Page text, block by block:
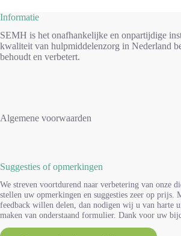
Informatie
SEMH is het onafhankelijke en onpartijdige
kwaliteit van hulpmiddelenzorg in Nederland
behoudt en verbetert.
Algemene voorwaarden
Suggesties of opmerkingen
We streven voortdurend naar verbetering van onze
stellen uw opmerkingen en suggesties zeer op prijs.
feedback willen delen, dan nodigen wij u van harte
maken van onderstaand formulier. Dank voor uw